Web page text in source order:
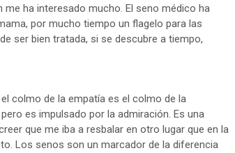
ha interesado mucho. El seno médico ha
por mucho tiempo un flagelo para las
ser bien tratada, si se descubre a tiempo,
colmo de la empatía es el colmo de la
es impulsado por la admiración. Es una
que me iba a resbalar en otro lugar que en la
Los senos son un marcador de la diferencia